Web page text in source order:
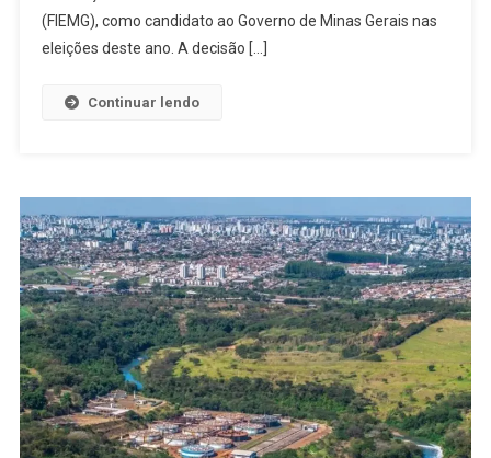
(FIEMG), como candidato ao Governo de Minas Gerais nas
eleições deste ano. A decisão […]
Continuar lendo